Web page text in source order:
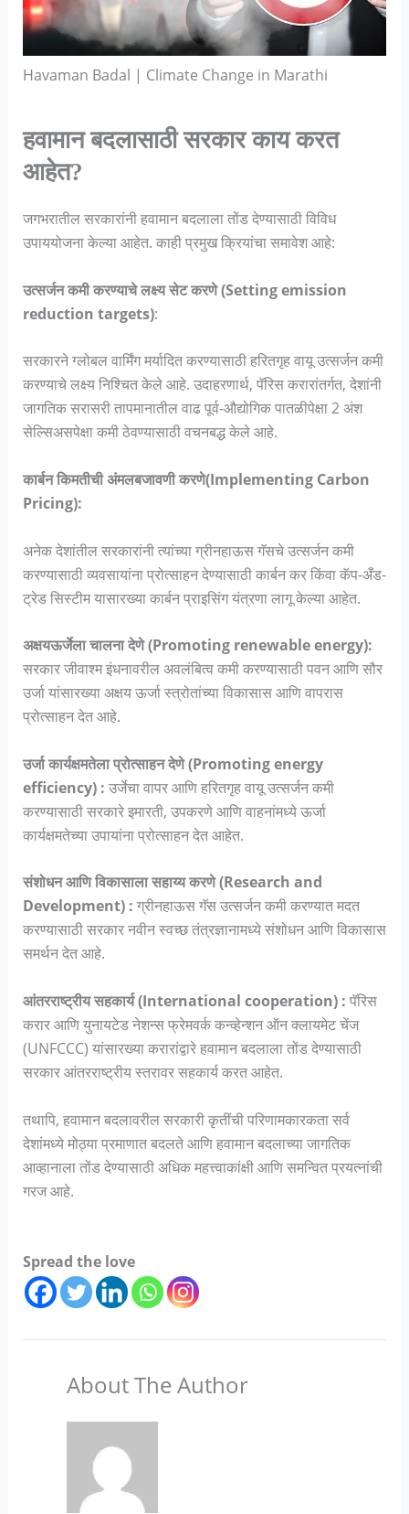
Havaman Badal | Climate Change in Marathi
हवामान बदलासाठी सरकार काय करत
आहेत?
जगभरातील सरकारांनी हवामान बदलाला तोंड देण्यासाठी विविध
उपाययोजना केल्या आहेत. काही प्रमुख क्रियांचा समावेश आहे:
उत्सर्जन कमी करण्याचे लक्ष्य सेट करणे (Setting emission
reduction targets):
सरकारने ग्लोबल वार्मिंग मर्यादित करण्यासाठी हरितगृह वायू उत्सर्जन कमी
करण्याचे लक्ष्य निश्चित केले आहे. उदाहरणार्थ, पॅरिस करारांतर्गत, देशांनी
जागतिक सरासरी तापमानातील वाढ पूर्व-औद्योगिक पातळीपेक्षा 2 अंश
सेल्सिअसपेक्षा कमी ठेवण्यासाठी वचनबद्ध केले आहे.
कार्बन किमतीची अंमलबजावणी करणे(Implementing Carbon
Pricing):
अनेक देशांतील सरकारांनी त्यांच्या ग्रीनहाऊस गॅसचे उत्सर्जन कमी
करण्यासाठी व्यवसायांना प्रोत्साहन देण्यासाठी कार्बन कर किंवा कॅप-अँड-
ट्रेड सिस्टीम यासारख्या कार्बन प्राइसिंग यंत्रणा लागू केल्या आहेत.
अक्षयऊर्जेला चालना देणे (Promoting renewable energy):
सरकार जीवाश्म इंधनावरील अवलंबित्व कमी करण्यासाठी पवन आणि सौर
उर्जा यांसारख्या अक्षय ऊर्जा स्त्रोतांच्या विकासास आणि वापरास
प्रोत्साहन देत आहे.
उर्जा कार्यक्षमतेला प्रोत्साहन देणे (Promoting energy
efficiency) : उर्जेचा वापर आणि हरितगृह वायू उत्सर्जन कमी
करण्यासाठी सरकारे इमारती, उपकरणे आणि वाहनांमध्ये ऊर्जा
कार्यक्षमतेच्या उपायांना प्रोत्साहन देत आहेत.
संशोधन आणि विकासाला सहाय्य करणे (Research and
Development) : ग्रीनहाऊस गॅस उत्सर्जन कमी करण्यात मदत
करण्यासाठी सरकार नवीन स्वच्छ तंत्रज्ञानामध्ये संशोधन आणि विकासास
समर्थन देत आहे.
आंतरराष्ट्रीय सहकार्य (International cooperation) : पॅरिस
करार आणि युनायटेड नेशन्स फ्रेमवर्क कन्व्हेन्शन ऑन क्लायमेट चेंज
(UNFCCC) यांसारख्या करारांद्वारे हवामान बदलाला तोंड देण्यासाठी
सरकार आंतरराष्ट्रीय स्तरावर सहकार्य करत आहेत.
तथापि, हवामान बदलावरील सरकारी कृतींची परिणामकारकता सर्व
देशांमध्ये मोठ्या प्रमाणात बदलते आणि हवामान बदलाच्या जागतिक
आव्हानाला तोंड देण्यासाठी अधिक महत्त्वाकांक्षी आणि समन्वित प्रयत्नांची
गरज आहे.
Spread the love
About The Author